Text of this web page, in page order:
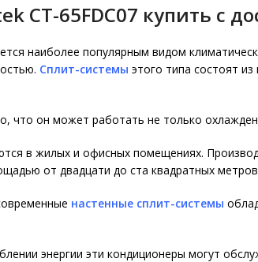
CT-65FDC07 купить с
наиболее популярным видом
Сплит-системы этого типа состоят
что он может работать не только
в жилых и офисных помещениях.
от двадцати до ста квадратных
настенные сплит-системы
энергии эти кондиционеры могут